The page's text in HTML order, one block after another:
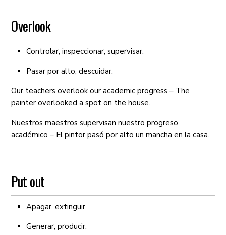
Overlook
Controlar, inspeccionar, supervisar.
Pasar por alto, descuidar.
Our teachers overlook our academic progress – The
painter overlooked a spot on the house.
Nuestros maestros supervisan nuestro progreso
académico – El pintor pasó por alto un mancha en la casa.
Put out
Apagar, extinguir
Generar, producir.